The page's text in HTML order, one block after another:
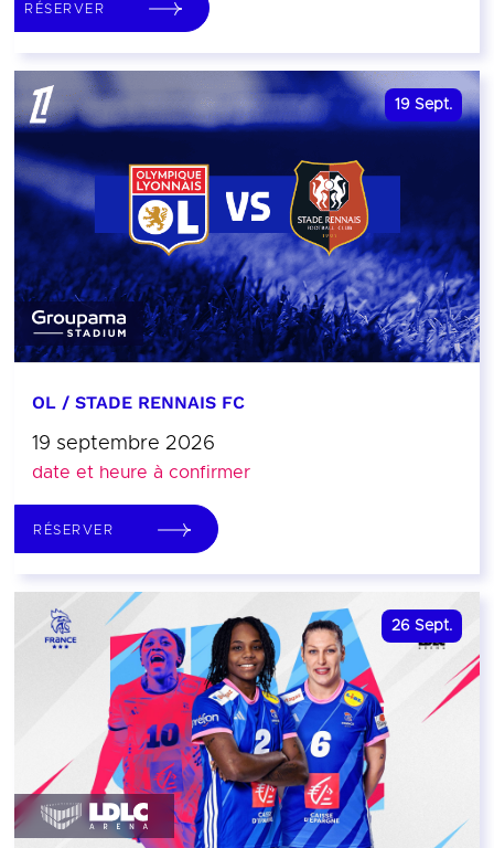
RÉSERVER
19 Sept.
OL / STADE RENNAIS FC
19 septembre 2026
date et heure à confirmer
RÉSERVER
26 Sept.